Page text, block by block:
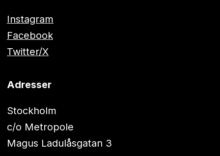
Instagram
Facebook
Twitter/X
Adresser
Stockholm
c/o Metropole
Magus Ladulåsgatan 3